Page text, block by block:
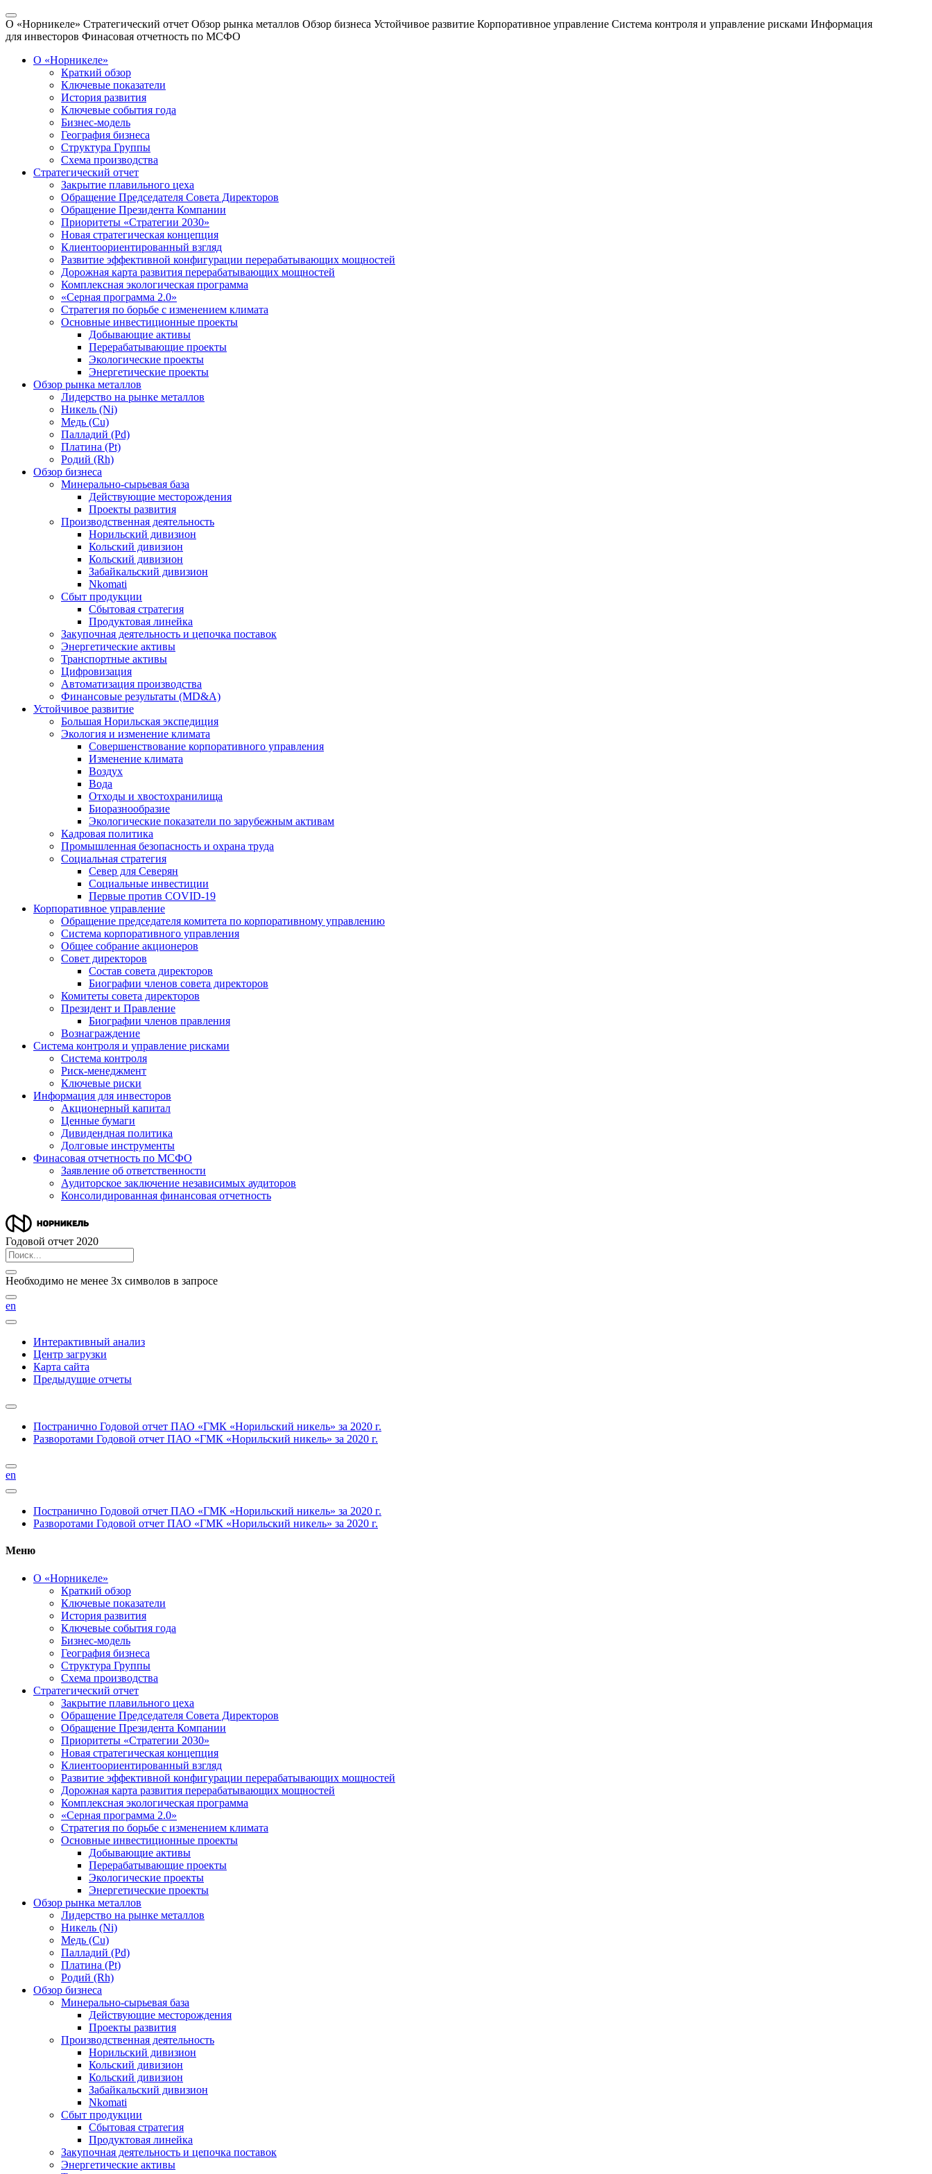
О «Норникеле» Стратегический отчет Обзор рынка металлов Обзор бизнеса Устойчивое развитие Корпоративное управление Система контроля и управление рисками Информация
для инвесторов Финасовая отчетность по МСФО
О «Норникеле»
Краткий обзор
Ключевые показатели
История развития
Ключевые события года
Бизнес-модель
География бизнеса
Структура Группы
Схема производства
Стратегический отчет
Закрытие плавильного цеха
Обращение Председателя Совета Директоров
Обращение Президента Компании
Приоритеты «Стратегии 2030»
Новая стратегическая концепция
Клиентоориентированный взгляд
Развитие эффективной конфигурации перерабатывающих мощностей
Дорожная карта развития перерабатывающих мощностей
Комплексная экологическая программа
«Серная программа 2.0»
Стратегия по борьбе с изменением климата
Основные инвестиционные проекты
Добывающие активы
Перерабатывающие проекты
Экологические проекты
Энергетические проекты
Обзор рынка металлов
Лидерство на рынке металлов
Никель (Ni)
Медь (Cu)
Палладий (Pd)
Платина (Pt)
Родий (Rh)
Обзор бизнеса
Минерально-сырьевая база
Действующие месторождения
Проекты развития
Производственная деятельность
Норильский дивизион
Кольский дивизион
Кольский дивизион
Забайкальский дивизион
Nkomati
Сбыт продукции
Сбытовая стратегия
Продуктовая линейка
Закупочная деятельность и цепочка поставок
Энергетические активы
Транспортные активы
Цифровизация
Автоматизация производства
Финансовые результаты (MD&A)
Устойчивое развитие
Большая Норильская экспедиция
Экология и изменение климата
Совершенствование корпоративного управления
Изменение климата
Воздух
Вода
Отходы и хвостохранилища
Биоразнообразие
Экологические показатели по зарубежным активам
Кадровая политика
Промышленная безопасность и охрана труда
Социальная стратегия
Север для Северян
Социальные инвестиции
Первые против COVID‑19
Корпоративное управление
Обращение председателя комитета по корпоративному управлению
Система корпоративного управления
Общее собрание акционеров
Совет директоров
Состав совета директоров
Биографии членов совета директоров
Комитеты совета директоров
Президент и Правление
Биографии членов правления
Вознаграждение
Система контроля и управление рисками
Система контроля
Риск-менеджмент
Ключевые риски
Информация для инвесторов
Акционерный капитал
Ценные бумаги
Дивидендная политика
Долговые инструменты
Финасовая отчетность по МСФО
Заявление об ответственности
Аудиторское заключение независимых аудиторов
Консолидированная финансовая отчетность
Годовой отчет 2020
Необходимо не менее 3х символов в запросе
en
Интерактивный анализ
Центр загрузки
Карта сайта
Предыдущие отчеты
Постранично Годовой отчет ПАО «ГМК «Норильский никель» за 2020 г.
Разворотами Годовой отчет ПАО «ГМК «Норильский никель» за 2020 г.
en
Постранично Годовой отчет ПАО «ГМК «Норильский никель» за 2020 г.
Разворотами Годовой отчет ПАО «ГМК «Норильский никель» за 2020 г.
Меню
О «Норникеле»
Краткий обзор
Ключевые показатели
История развития
Ключевые события года
Бизнес-модель
География бизнеса
Структура Группы
Схема производства
Стратегический отчет
Закрытие плавильного цеха
Обращение Председателя Совета Директоров
Обращение Президента Компании
Приоритеты «Стратегии 2030»
Новая стратегическая концепция
Клиентоориентированный взгляд
Развитие эффективной конфигурации перерабатывающих мощностей
Дорожная карта развития перерабатывающих мощностей
Комплексная экологическая программа
«Серная программа 2.0»
Стратегия по борьбе с изменением климата
Основные инвестиционные проекты
Добывающие активы
Перерабатывающие проекты
Экологические проекты
Энергетические проекты
Обзор рынка металлов
Лидерство на рынке металлов
Никель (Ni)
Медь (Cu)
Палладий (Pd)
Платина (Pt)
Родий (Rh)
Обзор бизнеса
Минерально-сырьевая база
Действующие месторождения
Проекты развития
Производственная деятельность
Норильский дивизион
Кольский дивизион
Кольский дивизион
Забайкальский дивизион
Nkomati
Сбыт продукции
Сбытовая стратегия
Продуктовая линейка
Закупочная деятельность и цепочка поставок
Энергетические активы